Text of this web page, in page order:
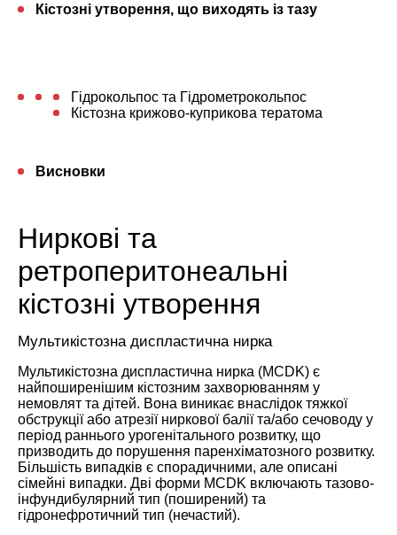
Кістозні утворення, що виходять із тазу
Гідрокольпос та Гідрометрокольпос
Кістозна крижово-куприкова тератома
Висновки
Ниркові та
ретроперитонеальні
кістозні утворення
Мультикістозна диспластична нирка
Мультикістозна диспластична нирка (MCDK) є
найпоширенішим кістозним захворюванням у
немовлят та дітей. Вона виникає внаслідок тяжкої
обструкції або атрезії ниркової балії та/або сечоводу у
період раннього урогенітального розвитку, що
призводить до порушення паренхіматозного розвитку.
Більшість випадків є спорадичними, але описані
сімейні випадки. Дві форми MCDK включають тазово-
інфундибулярний тип (поширений) та
гідронефротичний тип (нечастий).